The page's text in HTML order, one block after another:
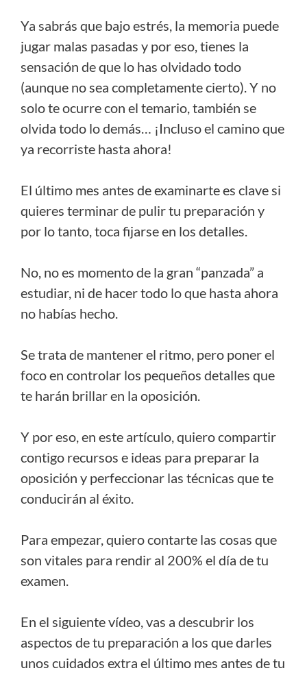
Ya sabrás que bajo estrés, la memoria puede
jugar malas pasadas y por eso, tienes la
sensación de que lo has olvidado todo
(aunque no sea completamente cierto). Y no
solo te ocurre con el temario, también se
olvida todo lo demás… ¡Incluso el camino que
ya recorriste hasta ahora!
El último mes antes de examinarte es clave si
quieres terminar de pulir tu preparación y
por lo tanto, toca fijarse en los detalles.
No, no es momento de la gran “panzada” a
estudiar, ni de hacer todo lo que hasta ahora
no habías hecho.
Se trata de mantener el ritmo, pero poner el
foco en controlar los pequeños detalles que
te harán brillar en la oposición.
Y por eso, en este artículo, quiero compartir
contigo recursos e ideas para preparar la
oposición y perfeccionar las técnicas que te
conducirán al éxito.
Para empezar, quiero contarte las cosas que
son vitales para rendir al 200% el día de tu
examen.
En el siguiente vídeo, vas a descubrir los
aspectos de tu preparación a los que darles
unos cuidados extra el último mes antes de tu